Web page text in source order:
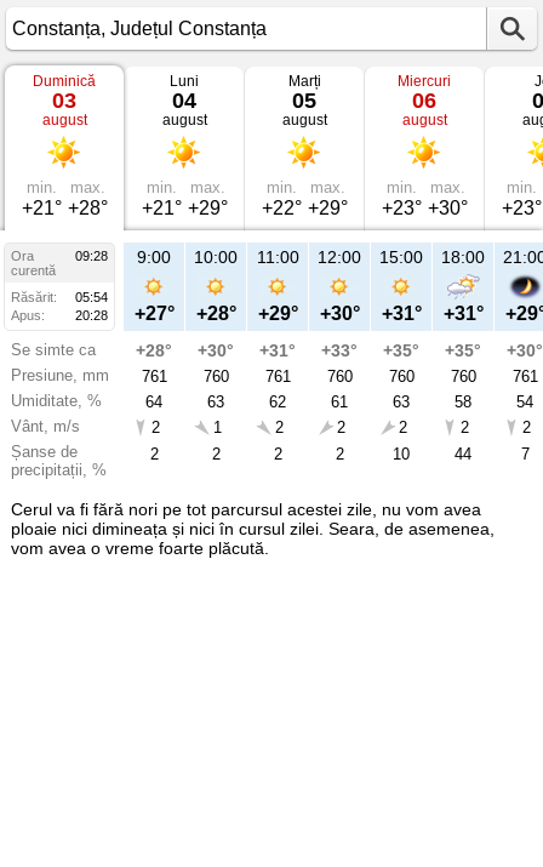
Vremea
Constanța
august
2025
Județul
Constanța
Duminică
03
august
min.
+21°
max.
+28°
Luni
04
august
min.
+21°
max.
+29°
Marți
05
august
min.
+22°
max.
+29°
Miercuri
06
august
min.
+23°
max.
+30°
min.
+23°
Ora
09:28
curentă
Răsărit:
05:54
Apus:
20:28
Se simte ca
Presiune, mm
Umiditate, %
Vânt, m/s
Șanse de
precipitații, %
9:00
+27°
+28°
761
64
2
2
10:00
+28°
+30°
760
63
1
2
11:00
+29°
+31°
761
62
2
2
12:00
+30°
+33°
760
61
2
2
15:00
+31°
+35°
760
63
2
10
18:00
+31°
+35°
760
58
2
44
+30°
761
54
2
7
Cerul va fi fără nori pe tot parcursul acestei zile, nu vom avea
ploaie nici dimineața și nici în cursul zilei. Seara, de asemenea,
vom avea o vreme foarte plăcută.